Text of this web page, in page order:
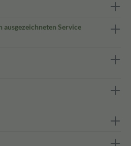
Service